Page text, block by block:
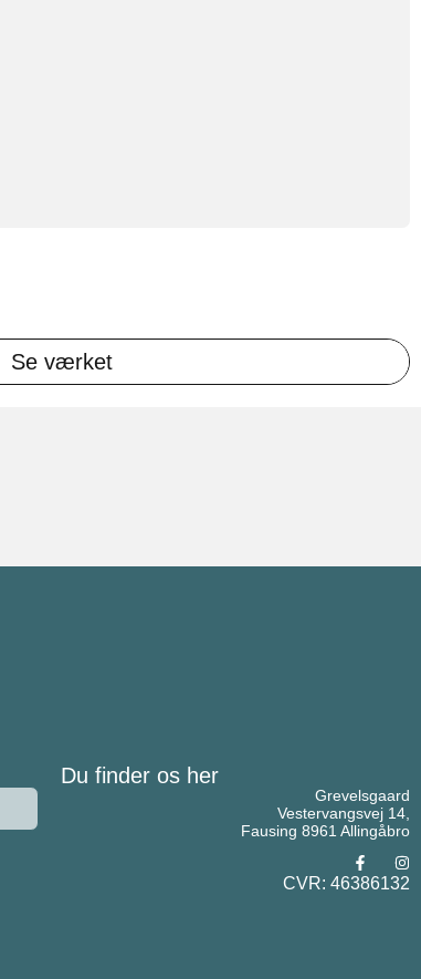
Se værket
Du finder os her
Grevelsgaard
Vestervangsvej 14,
Fausing 8961 Allingåbro
CVR: 46386132